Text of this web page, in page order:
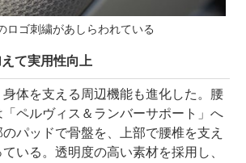
ロゴ刺繍があしらわれている
て実用性向上
体を支える周辺機能も進化した。腰
ペルヴィス＆ランバーサポート」へ
パッドで骨盤を、上部で腰椎を支え
いる。透明度の高い素材を採用し、